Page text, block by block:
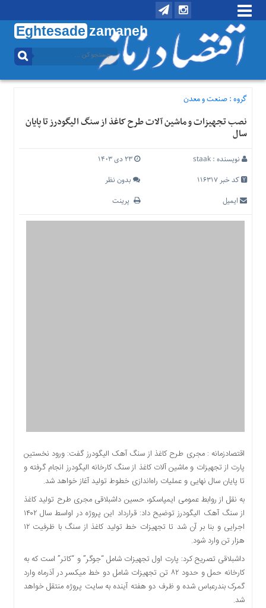
Eghtesade zamaneh
منوی
تماس
درباره
منوی
خانه
اقتصادی
اجتماعی
معدن
نفت
انرژی
فناوری
منظقه
دسترسی
سریع
تماس
گروه :صنعت و معدن
نصب تجهیزات و ماشین آلات طرح کاغذ از سنگ الیگودرز تا پایان
سال
نویسنده :staak
۲۳ دی ۱۴۰۳
کد خبر 116317
بدون نظر
ایمیل
پرینت
اقتصادزمانه : مجری طرح کاغذ از سنگ آهک الیگودرز گفت: ورود نخستین
پارت از تجهیزات و ماشین آلات کاغذ از سنگ کارخانه الیگودرز انجام گرفته و
تا پایان سال نهایی و عملیات راه‌اندازی خطوط تولید آغاز خواهد شد.
به نقل از روابط عمومی ایمپاسکو، حسین داشبلاقی مجری طرح تولید کاغذ
از سنگ آهک الیگودرز توضیح داد: قرارداد این پروژه در اواسط سال ۱۴۰۲
اجرایی و بنا بر آن شد تا تجهیزات خط تولید کاغذ از سنگ با ظرفیت ۱۲
هزار تن وارد شود.
داشبلاقی تصریح کرد: پارت اول تجهیزات شامل “جوگر” و “کاتر” است که به
کارخانه حمل و حدود ۸۲ تن تجهیزات شامل دو خط میکسر در آذرماه وارد
گمرک بندرعباس شده و ظرف دو هفته آینده به سایت پروژه منتقل خواهد
شد.